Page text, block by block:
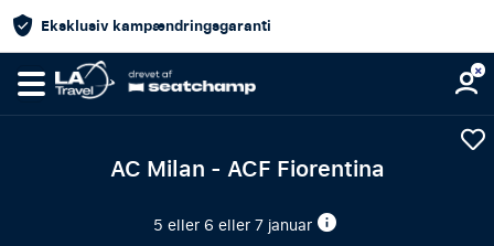
Eksklusiv kampændringsgaranti
AC Milan - ACF Fiorentina
5 eller 6 eller 7 januar